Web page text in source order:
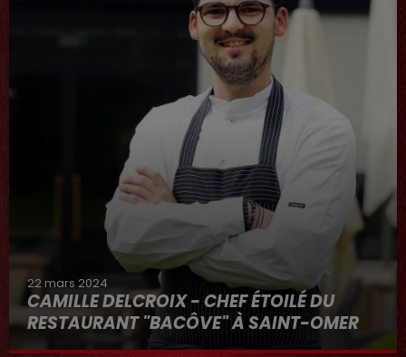
22 mars 2024
CAMILLE DELCROIX - CHEF ÉTOILÉ DU
RESTAURANT "BACÔVE" À SAINT-OMER
Au micro d'Hervé dans "RDL ET VOUS"